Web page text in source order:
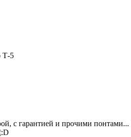
Т-5
с гарантией и прочими